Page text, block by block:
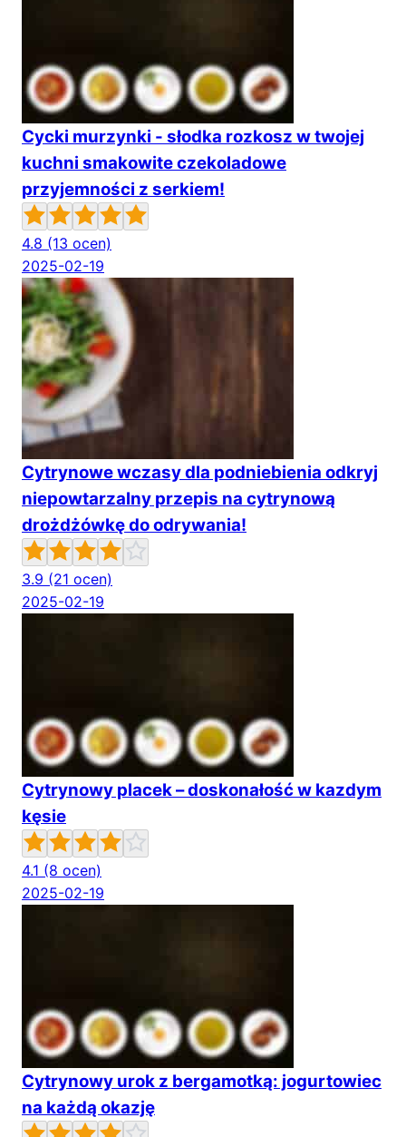
Cycki murzynki - słodka rozkosz w twojej
kuchni smakowite czekoladowe
przyjemności z serkiem!
4.8 (13 ocen)
2025-02-19
Cytrynowe wczasy dla podniebienia odkryj
niepowtarzalny przepis na cytrynową
drożdżówkę do odrywania!
3.9 (21 ocen)
2025-02-19
Cytrynowy placek – doskonałość w kazdym
kęsie
4.1 (8 ocen)
2025-02-19
Cytrynowy urok z bergamotką: jogurtowiec
na każdą okazję